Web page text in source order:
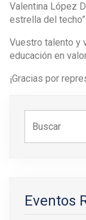
Valentina López
estrella del
Vuestro talento y
educación en
¡Gracias por
Eventos